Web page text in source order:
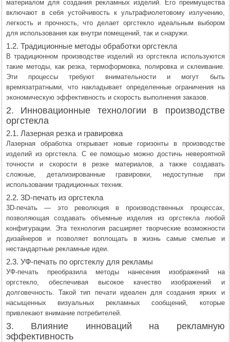
материалом для создания рекламных изделий. Его преимущества
включают в себя устойчивость к ультрафиолетовому излучению,
легкость и прочность, что делает оргстекло идеальным выбором
для использования как внутри помещений, так и снаружи.
1.2. Традиционные методы обработки оргстекла
В традиционном производстве изделий из оргстекла используются
такие методы, как резка, термоформовка, полировка и склеивание.
Эти процессы требуют внимательности и могут быть
времязатратными, что накладывает определенные ограничения на
экономическую эффективность и скорость выполнения заказов.
2. Инновационные технологии в производстве
оргстекла
2.1. Лазерная резка и гравировка
Лазерная обработка открывает новые горизонты в производстве
изделий из оргстекла. С ее помощью можно достичь невероятной
точности и скорости в резке материалов, а также создавать
сложные, детализированные гравировки, недоступные при
использовании традиционных техник.
2.2. 3D-печать из оргстекла
3D-печать — это революция в производственных процессах,
позволяющая создавать объемные изделия из оргстекла любой
конфигурации. Эта технология расширяет творческие возможности
дизайнеров и позволяет воплощать в жизнь самые смелые и
нестандартные рекламные идеи.
2.3. УФ-печать по оргстеклу для рекламы
УФ-печать преобразила методы нанесения изображений на
оргстекло, обеспечивая высокое качество изображений и
долговечность. Такой тип печати идеален для создания ярких и
насыщенных визуальных рекламных сообщений, которые
привлекают внимание потребителей.
3. Влияние инноваций на рекламную
эффективность